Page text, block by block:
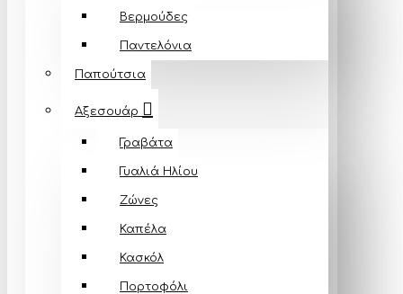
Βερμούδες
Παντελόνια
Παπούτσια
Αξεσουάρ
Γραβάτα
Γυαλιά Ηλίου
Ζώνες
Καπέλα
Κασκόλ
Πορτοφόλι